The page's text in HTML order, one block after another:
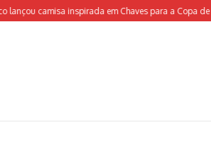
camisa inspirada em Chaves para a Copa de 2026